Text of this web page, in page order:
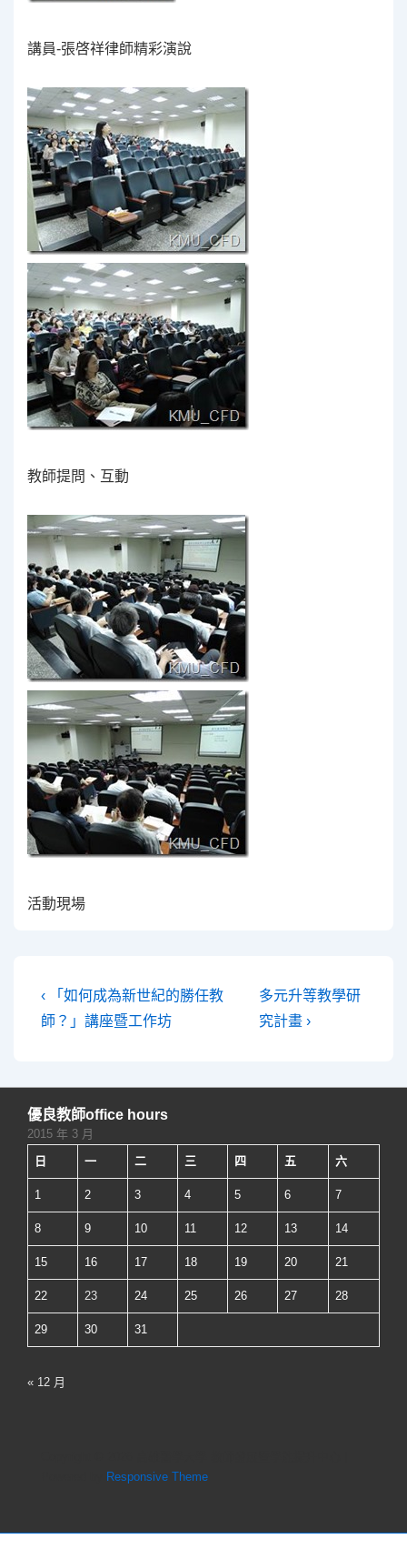
講員-張啓祥律師精彩演說
教師提問、互動
活動現場
文
章
覽
Previous
Post
‹ 「如何成為新世紀的勝任教
師？」講座暨工作坊
Next
Post
多元升等教學研
究計畫 ›
優良教師office hours
2015 年 3 月
日
一 二 三 四 五 六
1 2 3 4 5 6 7
8 9 10 11 12 13 14
15 16 17 18 19 20 21
22 23 24 25 26 27 28
29 30 31
« 12 月
Responsive Theme